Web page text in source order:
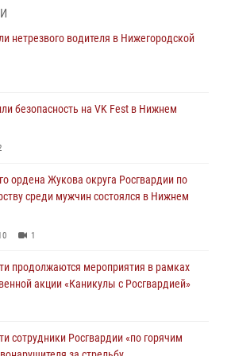
продолжаются мероприятия в рамках
безопасность на VK Fest в Нижнем
за прошедшую неделю выезжали
серию краж в Нижнем Новгороде
нетрезвого водителя в Нижегородской
безопасность на VK Fest в Нижнем
ордена Жукова округа Росгвардии по
среди мужчин состоялся в Нижнем
1
продолжаются мероприятия в рамках
акции «Каникулы с Росгвардией»
сотрудники Росгвардии «по горячим